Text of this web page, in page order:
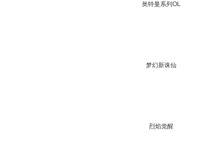
奥特曼系列OL
梦幻新诛仙
烈焰觉醒